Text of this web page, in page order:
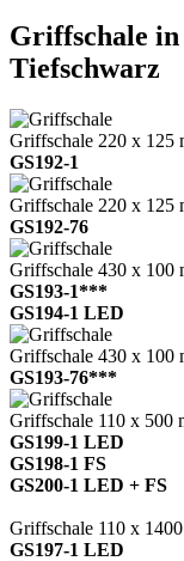
Griffschale
Tiefschwarz
Griffschale 220 x 125
GS192-1
Griffschale 220 x 125
GS192-76
Griffschale 430 x 100
GS193-1***
GS194-1 LED
Griffschale 430 x 100
GS193-76***
Griffschale 110 x 500
GS199-1 LED
GS198-1 FS
GS200-1 LED + FS
Griffschale 110 x
GS197-1 LED